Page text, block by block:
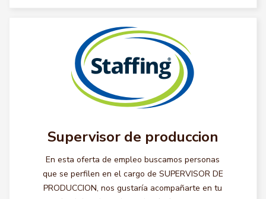
Supervisor de produccion
En esta oferta de empleo buscamos personas
que se perfilen en el cargo de SUPERVISOR DE
PRODUCCION, nos gustaría acompañarte en tu